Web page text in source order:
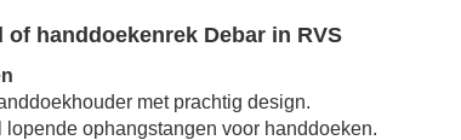
of handdoekenrek Debar in RVS
met prachtig design.
ophangstangen voor handdoeken.